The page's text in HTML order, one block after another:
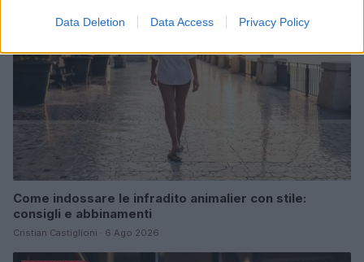
Data Deletion Data Access Privacy Policy
Come indossare le infradito animalier con stile:
consigli e abbinamenti
Cristian Castiglioni · 6 Ago 2026